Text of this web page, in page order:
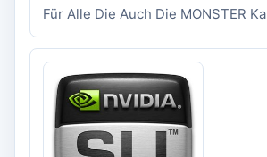
Für Alle Die Auch Die MONSTER